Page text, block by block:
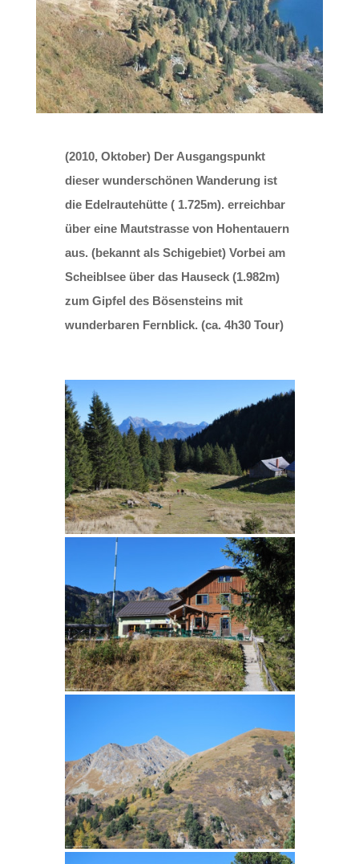
(2010, Oktober) Der Ausgangspunkt
dieser wunderschönen Wanderung ist
die Edelrautehütte ( 1.725m). erreichbar
über eine Mautstrasse von Hohentauern
aus. (bekannt als Schigebiet) Vorbei am
Scheiblsee über das Hauseck (1.982m)
zum Gipfel des Bösensteins mit
wunderbaren Fernblick. (ca. 4h30 Tour)